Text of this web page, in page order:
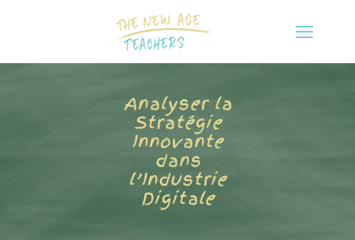
Analyser la
Stratégie
Innovante
dans
l’Industrie
Digitale